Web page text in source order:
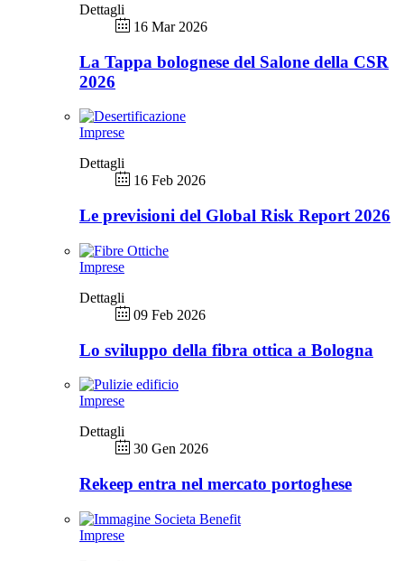
Dettagli
16 Mar 2026
La Tappa bolognese del Salone della CSR
2026
Imprese
Dettagli
16 Feb 2026
Le previsioni del Global Risk Report 2026
Imprese
Dettagli
09 Feb 2026
Lo sviluppo della fibra ottica a Bologna
Imprese
Dettagli
30 Gen 2026
Rekeep entra nel mercato portoghese
Imprese